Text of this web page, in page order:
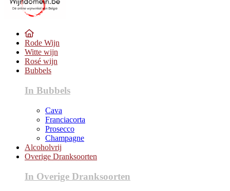
Rode Wijn
Witte wijn
Rosé wijn
Bubbels
In Bubbels
Cava
Franciacorta
Prosecco
Champagne
Alcoholvrij
Overige Dranksoorten
In Overige Dranksoorten